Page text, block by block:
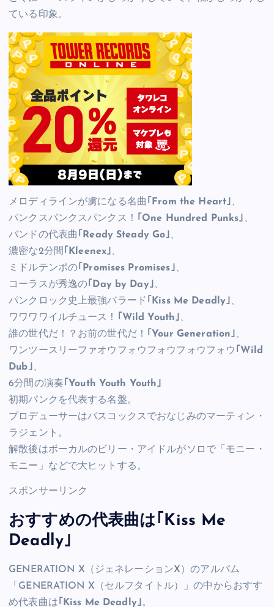
ている印象。
メロディラインが虜になる名曲 ｢From the Heart｣ 、
パンクスパンクスパンクス！ ｢One Hundred Punks｣ 、
バンドの代表曲 ｢Ready Steady Go｣ 、
濃密な2分間 ｢Kleenex｣ 、
ミドルテンポの｢Promises Promises｣ 、
コーラスが秀逸の｢Day by Day｣ 、
パンクロック史上最強バラード ｢Kiss Me Deadly｣ 、
ワワワワイルチュース！
｢Wild Youth｣ 、
誰の世代だ！？お前の世代だ！ ｢Your Generation｣ 、
ワンツースリーファオウフォウフォウフォウフォウ ｢Wild
Dub｣ 、
6分間の演奏｢Youth Youth Youth｣
初期パンクを代表する名盤。
プロデューサーはバスコックスでおなじみのマーティン・
ラジェント。
解散後はボーカルのビリー・アイドルがソロで「モニー・
モニー」などで大ヒットする。
スポンサーリンク
おすすめの代表曲は｢Kiss Me
Deadly｣
GENERATION X（ジェネレーションX）のアルバム
「GENERATION X（セルフタイトル）」の中からおすす
め代表曲は｢Kiss Me Deadly｣ 。